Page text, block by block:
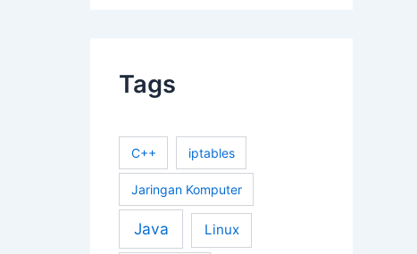
iTags
C++ iptables
Jaringan Komputer
Java Linux